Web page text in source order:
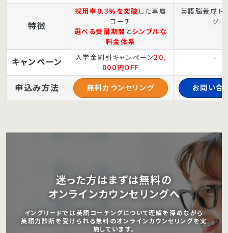
特徴
採用率0.3%を突破 した専属
コーチ
選べる受講期間 とシンプルな
料金体系
英語脳養成ト
グ
キャンペーン 入学金割引キャンペーン20,
000円OFF
-
申込み方法 無料カウンセリング お問い合
迷った方はまずは無料の
オンラインカウンセリングへ
イングリードでは英語コーチングについて理解を深めながら
英語力診断を受けられる無料のオンラインカウンセリングを実
施しています。